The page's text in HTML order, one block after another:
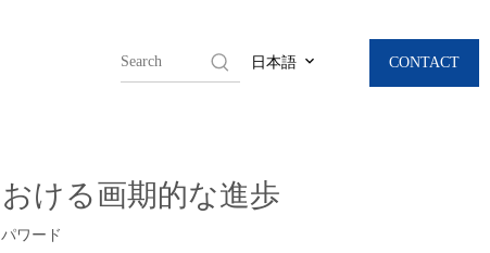
日本語 CONTACT
ける画期的な進歩
パワード